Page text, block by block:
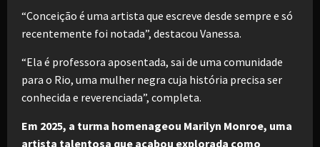
“Conceição é uma artista que escreve desde sempre e só
recentemente foi notada”, destacou Vanessa.
“Ela é professora aposentada, sai de uma comunidade
para o Rio, uma mulher negra cuja história precisa ser
conhecida e reverenciada”, completa.
Em 2025, a turma homenageou Marilyn Monroe, uma
artista talentosa que acabou explorada como